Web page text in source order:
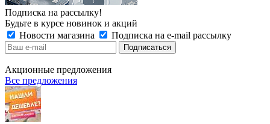
Подписка на рассылку!
Будьте в курсе новинок и акций
Новости магазина
Подписка на e-mail рассылку
Акционные предложения
Все предложения